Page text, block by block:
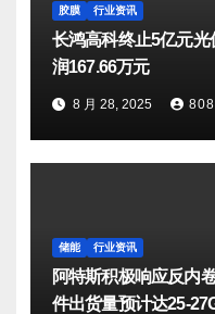
胶膜 行业资讯
长鸿高科终止5亿元
润167.66万元
8 月 28, 2025
储能 行业资讯
阿特斯积极响应反内
件出货量预计达25-